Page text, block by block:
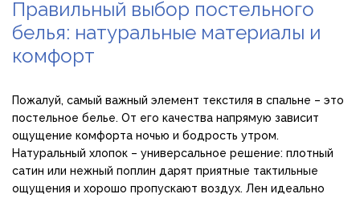
Правильный выбор постельного
белья: натуральные материалы и
комфорт
Пожалуй, самый важный элемент текстиля в спальне – это
постельное белье. От его качества напрямую зависит
ощущение комфорта ночью и бодрость утром.
Натуральный хлопок – универсальное решение: плотный
сатин или нежный поплин дарят приятные тактильные
ощущения и хорошо пропускают воздух. Лен идеально